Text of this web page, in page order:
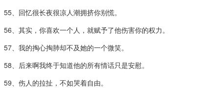
55、回忆很长夜很凉人潮拥挤你别慌。
56、其实，你喜欢一个人，就赋予了他伤害你的权力。
57、我的掏心掏肺却不及她的一个微笑。
58、后来啊我终于知道他的所有情话只是安慰。
59、伤人的拉扯，不如哭着自由。